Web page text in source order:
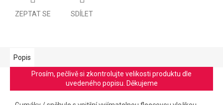
ZEPTAT SE SDÍLET
Popis
Prosím, pečlivě si zkontrolujte velikosti produktu dle
uvedeného popisu. Děkujeme